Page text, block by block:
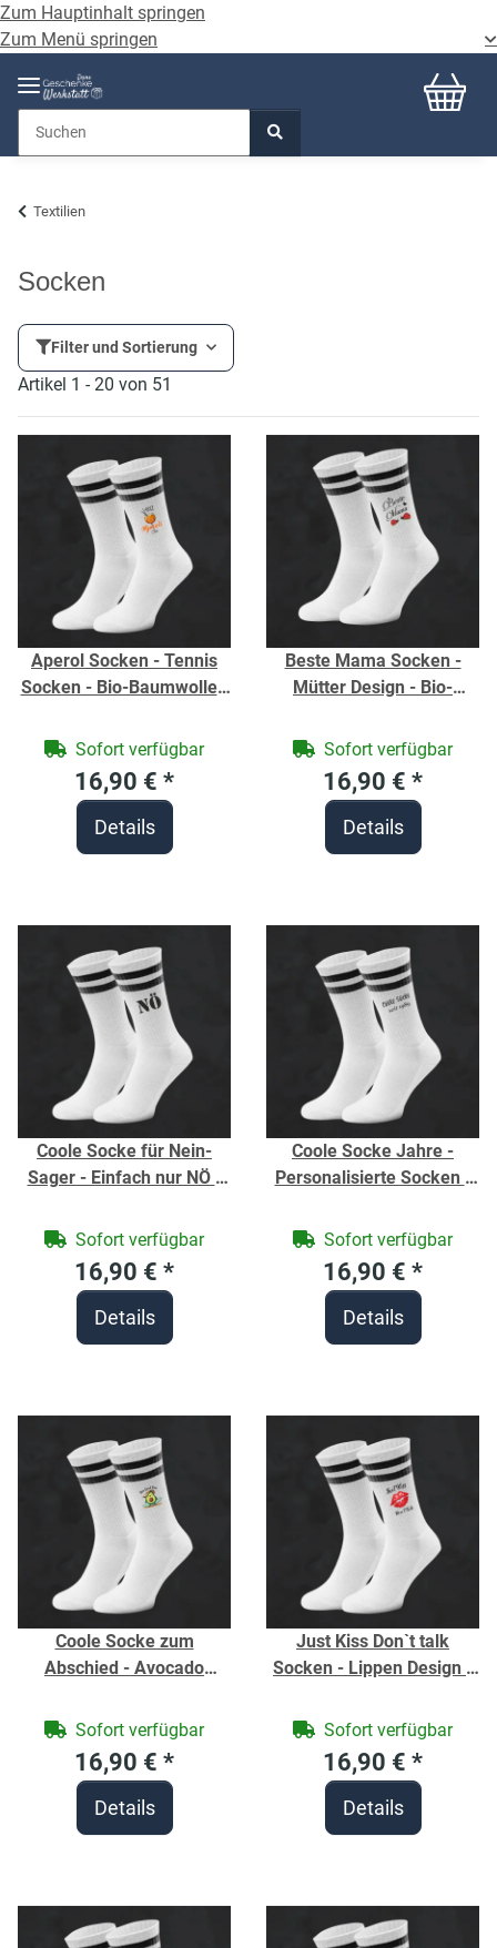
Zum Hauptinhalt springen
Zum Menü springen
Textilien
Socken
Filter und Sortierung
Artikel 1 - 20 von 51
Aperol Socken - Tennis
Socken - Bio-Baumwolle -
bedruckt - Strümpfe für
Sofort verfügbar
16,90 € *
Details
Beste Mama Socken -
Mütter Design - Bio-
individuell mit
Strümpfe für Geburtstag
oder Muttertag
Sofort verfügbar
16,90 € *
Details
Coole Socke für Nein-
Sager - Einfach nur NÖ -
Baumwolle - Socken
Strümpfe für Geburtstag
Sofort verfügbar
16,90 € *
Details
Coole Socke Jahre -
Personalisierte Socken -
individuell mit Jahrgang
Geburtstag
Sofort verfügbar
16,90 € *
Details
Coole Socke zum
Abschied - Avocado
Bio-Baumwolle -
Strümpfe für Geburtstag /
Auswanderung
Sofort verfügbar
16,90 € *
Details
Just Kiss Don`t talk
Socken - Lippen Design -
Baumwolle - Socken
Strümpfe für Geburtstag
Sofort verfügbar
16,90 € *
Details